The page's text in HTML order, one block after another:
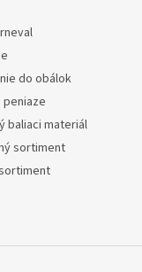
do obálok
peniaze
baliaci materiál
sortiment